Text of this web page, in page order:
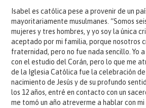
Isabel es católica pese a provenir de un
mayoritariamente musulmanes. “Somos
mujeres y tres hombres, y yo soy la única
aceptado por mi familia, porque nosotros
fraternidad, pero no fue nada sencillo. Yo
con el estudio del Corán, pero lo que me
de la Iglesia Católica fue la celebración
nacimiento de Jesús y de su profundo
los 12 años, entré en contacto con un
me tomó un año atreverme a hablar con